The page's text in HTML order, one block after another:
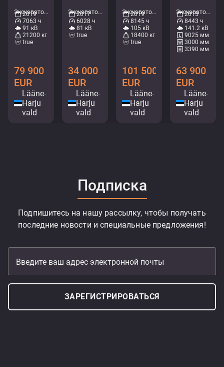
Экскаваторы - Гусеничный экскаватор • M199-2748
2019
7063 ч
91 кВ
21200 кг
true
79 900
EUR
Lääne-
Harju
vald
Экскаваторы - Гусеничный экскаватор • M803-9152
2017
6028 ч
81 кВ
true
34 000
EUR
Lääne-
Harju
vald
Экскаваторы - Колесный экскаватор • M852-7926
2019
8145 ч
105 кВ
18400 кг
true
101 500
EUR
Lääne-
Harju
vald
Экскаваторы - Гусеничный экскаватор • M971-7442
2015
8443 ч
141.2 кВ
9025 мм
3000 мм
3390 мм
63 900
EUR
Lääne-
Harju
vald
Подписка
Подпишитесь на нашу рассылку, чтобы получать
последние новости и специальные предложения!
Введите ваш адрес электронной почты
ЗАРЕГИСТРИРОВАТЬСЯ